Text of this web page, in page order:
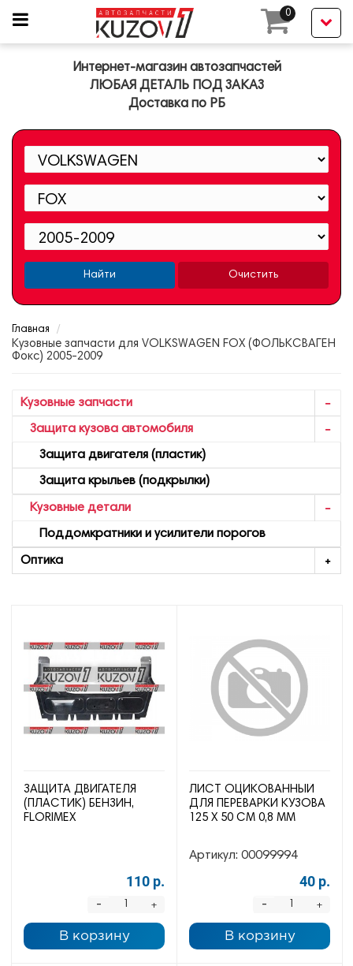
0
Интернет-магазин автозапчастей
ЛЮБАЯ ДЕТАЛЬ ПОД ЗАКАЗ
Доставка по РБ
Найти Очистить
Главная
Кузовные запчасти для VOLKSWAGEN FOX (ФОЛЬКСВАГЕН
Фокс) 2005-2009
Кузовные запчасти
Защита кузова автомобиля
Защита двигателя (пластик)
Защита крыльев (подкрылки)
Кузовные детали
Поддомкратники и усилители порогов
Оптика
ЗАЩИТА ДВИГАТЕЛЯ
(ПЛАСТИК) БЕНЗИН,
FLORIMEX
110 р.
+
-
В корзину
ЛИСТ ОЦИКОВАННЫЙ
ДЛЯ ПЕРЕВАРКИ КУЗОВА
125 Х 50 СМ 0,8 ММ
Артикул: 00099994
40 р.
+
-
В корзину